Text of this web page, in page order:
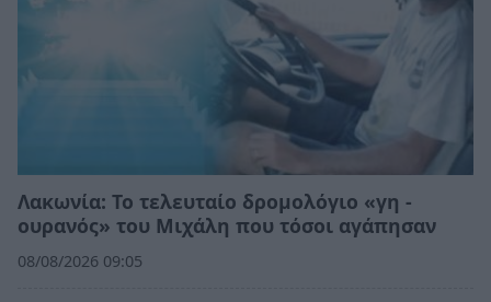
Λακωνία: Το τελευταίο δρομολόγιο «γη -
ουρανός» του Μιχάλη που τόσοι αγάπησαν
08/08/2026 09:05